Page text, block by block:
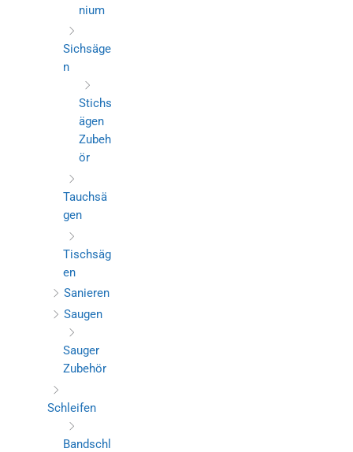
nium
Sichsäge
n
Stichs
ägen
Zubeh
ör
Tauchsä
gen
Tischsäg
en
Sanieren
Saugen
Sauger
Zubehör
Schleifen
Bandschl